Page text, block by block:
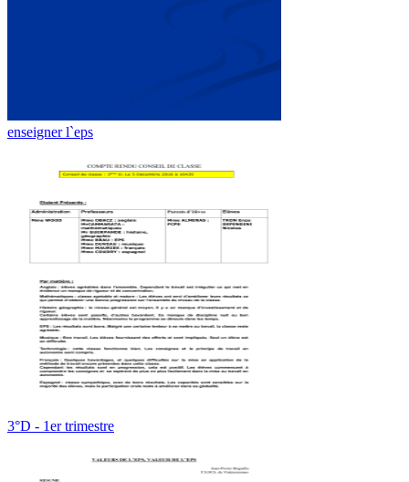
enseigner l`eps
3°D - 1er trimestre